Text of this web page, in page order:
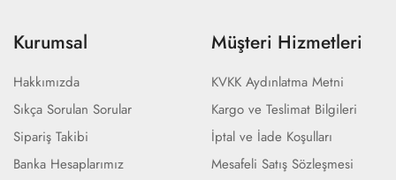
Kurumsal
Hakkımızda
Sıkça Sorulan Sorular
Sipariş Takibi
Banka Hesaplarımız
Müşteri Hizmetleri
KVKK Aydınlatma Metni
Kargo ve Teslimat Bilgileri
İptal ve İade Koşulları
Mesafeli Satış Sözleşmesi